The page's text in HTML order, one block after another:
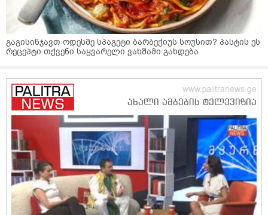
გაგისინჯავთ ოდესმე სპაგეტი ბარბექიუს სოუსით? პასტის ეს
რეცეპტი თქვენი საყვარელი ვახშამი გახდება